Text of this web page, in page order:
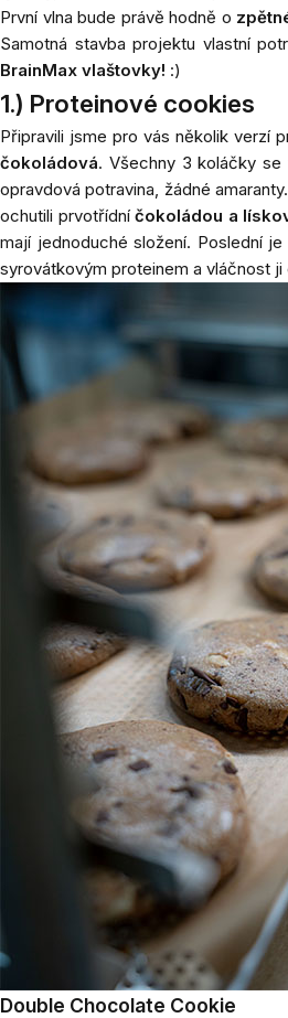
První vlna bude právě hodně o
Samotná stavba projektu vlastní
BrainMax vlaštovky! :)
1.) Proteinové cookies
Připravili jsme pro vás několik verzí
čokoládová. Všechny 3 koláčky se
opravdová potravina, žádné
ochutili prvotřídníčokoládou a
mají jednoduché složení. Poslední
syrovátkovým proteinem a vláčnost
Double Chocolate Cookie